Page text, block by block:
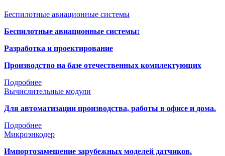
Беспилотные авиационные системы
Беспилотные авиационные системы:
Разработка и проектирование
Производство на базе отечественных комплектующих
Подробнее
Вычислительные модули
Для автоматизации производства, работы в офисе и дома.
Подробнее
Микроэнкодер
Импортозамещение зарубежных моделей датчиков.